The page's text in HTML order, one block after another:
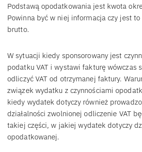
Podstawą opodatkowania jest kwota
Powinna być w niej informacja czy jest
brutto.
W sytuacji kiedy sponsorowany jest
podatku VAT i wystawi fakturę wówczas
odliczyć VAT od otrzymanej faktury.
związek wydatku z czynnościami
kiedy wydatek dotyczy również
działalności zwolnionej odliczenie VAT
takiej części, w jakiej wydatek dotyczy
opodatkowanej.